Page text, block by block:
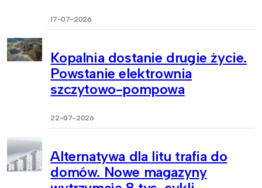
17-07-2026
Kopalnia dostanie drugie życie.
Powstanie elektrownia
szczytowo-pompowa
22-07-2026
Alternatywa dla litu trafia do
domów. Nowe magazyny